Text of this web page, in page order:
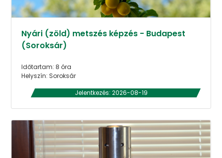
Nyári (zöld) metszés képzés - Budapest
(Soroksár)
Időtartam: 8 óra
Helyszín: Soroksár
Jelentkezés: 2026-08-19